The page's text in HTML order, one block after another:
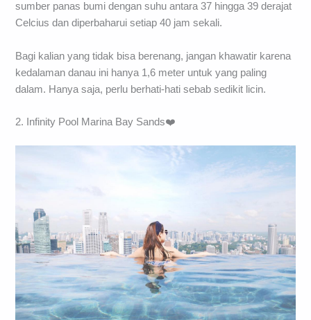
sumber panas bumi dengan suhu antara 37 hingga 39 derajat
Celcius dan diperbaharui setiap 40 jam sekali.
Bagi kalian yang tidak bisa berenang, jangan khawatir karena
kedalaman danau ini hanya 1,6 meter untuk yang paling
dalam. Hanya saja, perlu berhati-hati sebab sedikit licin.
2. Infinity Pool Marina Bay Sands❤️